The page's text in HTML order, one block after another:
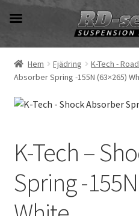
Hoppa
navigering
Hoppa
innehåll
Hem Fjädring K-Tech -
Absorber Spring -155N (63×265)
K-Tech –
Spring -